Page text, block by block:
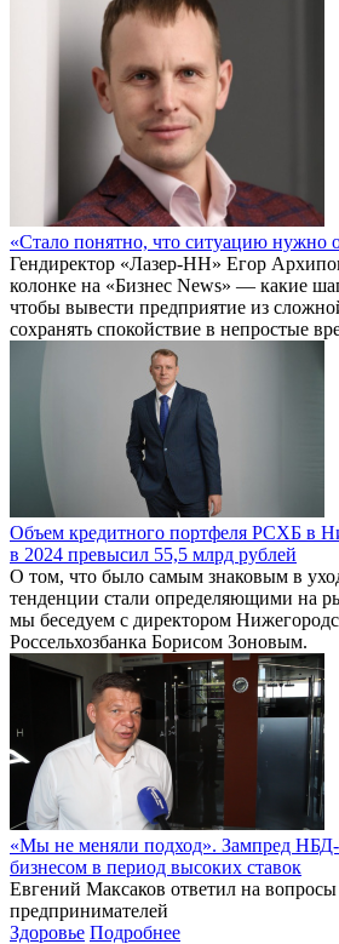
«Стало понятно, что ситуацию нужно
Гендиректор «Лазер-НН» Егор
колонке на «Бизнес News» — какие
чтобы вывести предприятие из
сохранять спокойствие в непростые
Объем кредитного портфеля РСХБ в
в 2024 превысил 55,5 млрд рублей
О том, что было самым знаковым в
тенденции стали определяющими на
мы беседуем с директором
Россельхозбанка Борисом Зоновым.
«Мы не меняли подход». Зампред НБД-
бизнесом в период высоких ставок
Евгений Максаков ответил на
предпринимателей
Здоровье Подробнее